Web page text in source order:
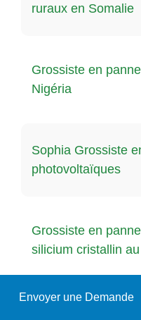
ruraux en Somalie
Grossiste en
Nigéria
Sophia Grossiste
photovoltaïques
Grossiste en
silicium cristallin
Envoyer une Demande